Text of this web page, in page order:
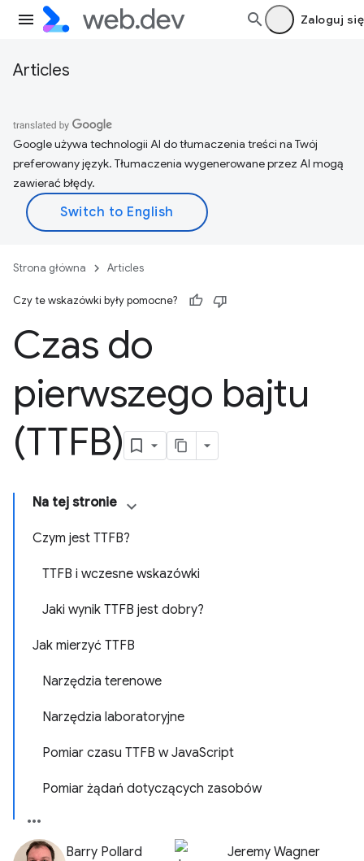
Zaloguj się
Articles
Google używa technologii AI do tłumaczenia treści na Twój
preferowany język. Tłumaczenia wygenerowane przez AI mogą
zawierać błędy.
Strona główna Articles
Czy te wskazówki były pomocne?
Czas do
pierwszego bajtu
(TTFB)
Na tej stronie
Czym jest TTFB?
TTFB i wczesne wskazówki
Jaki wynik TTFB jest dobry?
Jak mierzyć TTFB
Narzędzia terenowe
Narzędzia laboratoryjne
Pomiar czasu TTFB w JavaScript
Pomiar żądań dotyczących zasobów
Barry Pollard Jeremy Wagner